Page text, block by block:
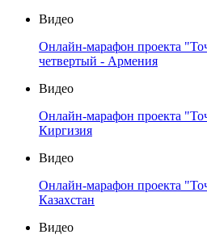
Видео
Онлайн-марафон проекта
четвертый - Армения
Видео
Онлайн-марафон проекта
Киргизия
Видео
Онлайн-марафон проекта
Казахстан
Видео